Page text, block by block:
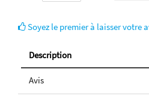
Soyez le premier à laisser votre
Description
Avis